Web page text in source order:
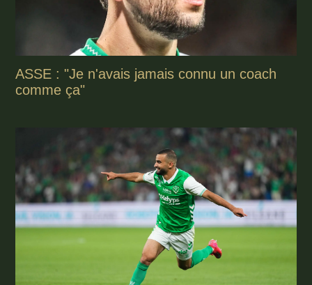
ASSE : "Je n'avais jamais connu un coach
comme ça"